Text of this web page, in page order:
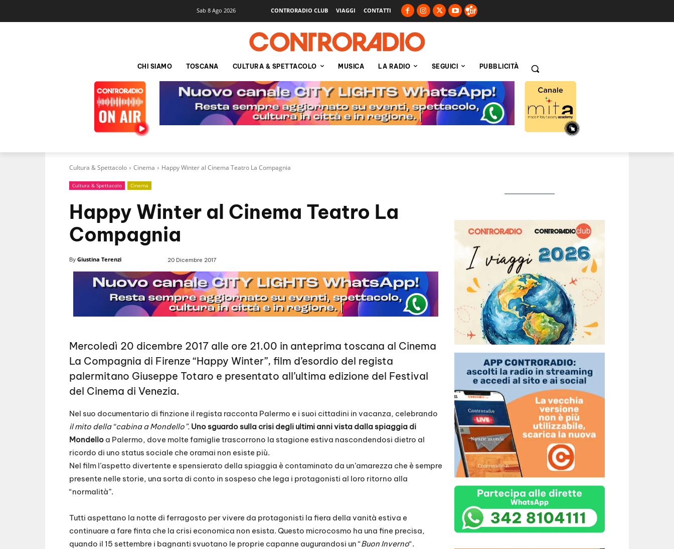
Sab 8 Ago 2026 CONTRORADIO CLUB VIAGGI CONTATTI
CHI SIAMO TOSCANA CULTURA & SPETTACOLO MUSICA LA RADIO SEGUICI PUBBLICITÀ
Cultura & Spettacolo Cinema Happy Winter al Cinema Teatro La Compagnia
Cultura & Spettacolo Cinema
Happy Winter al Cinema Teatro La
Compagnia
By Giustina Terenzi 20 Dicembre 2017
Mercoledì 20 dicembre 2017 alle ore 21.00 in anteprima toscana al Cinema
La Compagnia di Firenze “Happy Winter”, film d’esordio del regista
palermitano Giuseppe Totaro e presentato all’ultima edizione del Festival
del Cinema di Venezia.
Nel suo documentario di finzione il regista racconta Palermo e i suoi cittadini in vacanza, celebrando
il mito della “cabina a Mondello”. Uno sguardo sulla crisi degli ultimi anni vista dalla spiaggia di
Mondello a Palermo, dove molte famiglie trascorrono la stagione estiva nascondendosi dietro al
ricordo di uno status sociale che oramai non esiste più.
Nel film l’aspetto divertente e spensierato della spiaggia è contaminato da un’amarezza che è sempre
presente nelle storie, una sorta di conto in sospeso che lega i protagonisti al loro ritorno alla
“normalità”.
Tutti aspettano la notte di ferragosto per vivere da protagonisti la fiera della vanità estiva e
continuare a fare finta che la crisi economica non esista. Questo microcosmo ha una fine precisa,
quando il 15 settembre i bagnanti svuotano le proprie capanne augurandosi un “Buon Inverno“.